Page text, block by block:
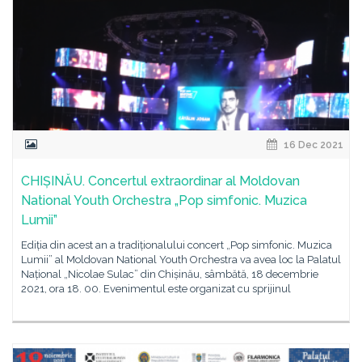
16 Dec 2021
CHIȘINĂU. Concertul extraordinar al Moldovan
National Youth Orchestra „Pop simfonic. Muzica
Lumii”
Ediția din acest an a tradiționalului concert „Pop simfonic. Muzica
Lumii” al Moldovan National Youth Orchestra va avea loc la Palatul
Național „Nicolae Sulac” din Chișinău, sâmbătă, 18 decembrie
2021, ora 18. 00. Evenimentul este organizat cu sprijinul